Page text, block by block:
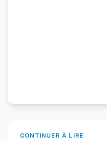
CONTINUER À LIRE